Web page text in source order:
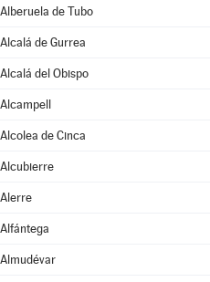
Alberuela de Tubo
Alcalá de Gurrea
Alcalá del Obispo
Alcampell
Alcolea de Cinca
Alcubierre
Alerre
Alfántega
Almudévar